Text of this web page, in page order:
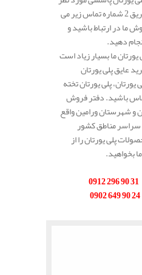
خود را انجام دهید. از طریق 2 شماره تماس زیر می
ما در ارتباط باشید و
دهید.
ما بسیار زیاد است
عایق پلی یورتان
پلی یورتان تخته
باشید. دفتر فروش
و شهرستان ورامین واقع
مناطق کشور
پلی یورتان را از
بخواهید.
31 90 296 0912
24 90 649 0902